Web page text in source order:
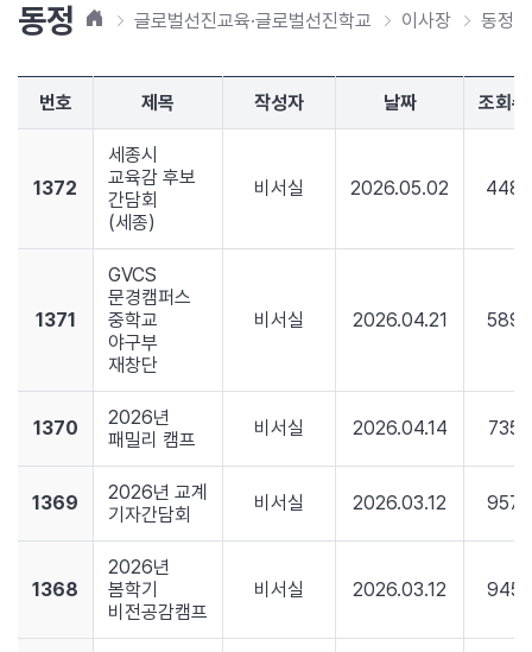
동정 홈 글로벌선진교육·글로벌선진학교 이사장 동정
번호 제목 작성자 날짜 조회수
1372
세종시
교육감 후보
간담회
(세종)
비서실 2026.05.02 448
1371
GVCS
문경캠퍼스
중학교
야구부
재창단
비서실 2026.04.21 589
1370
2026년
패밀리 캠프
비서실 2026.04.14 735
1369
2026년 교계
기자간담회
비서실 2026.03.12 957
1368
2026년
봄학기
비전공감캠프
비서실 2026.03.12 945